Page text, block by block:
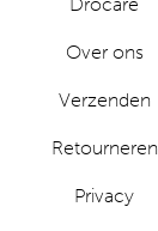
Drocare
Over ons
Verzenden
Retourneren
Privacy